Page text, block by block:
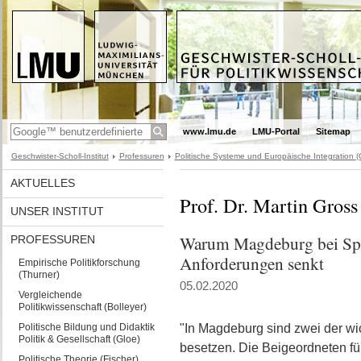
www.lmu.de LMU-Portal Sitemap
Geschwister-Scholl-Institut Professuren Politische Systeme und Europäische Integration
AKTUELLES
UNSER INSTITUT
PROFESSUREN
Empirische Politikforschung
(Thurner)
Vergleichende
Politikwissenschaft (Bolleyer)
Politische Bildung und Didaktik
Politik & Gesellschaft (Gloe)
Prof. Dr. Martin
Warum Magdeburg bei
Anforderungen senkt
05.02.2020
"In Magdeburg sind zwei der
besetzen. Die Beigeordneten